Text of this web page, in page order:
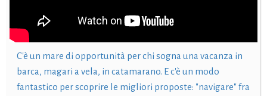
C'è un mare di opportunità per chi sogna una vacanza in
barca, magari a vela, in catamarano. E c'è un modo
fantastico per scoprire le migliori proposte: "navigare" fra